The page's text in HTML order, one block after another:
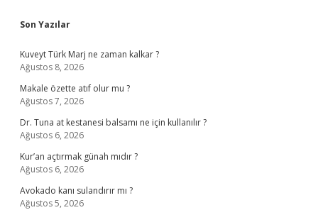
Sidebar
Son Yazılar
Kuveyt Türk Marj ne zaman kalkar ?
Ağustos 8, 2026
Makale özette atıf olur mu ?
Ağustos 7, 2026
Dr. Tuna at kestanesi balsamı ne için kullanılır ?
Ağustos 6, 2026
Kur’an açtırmak günah mıdır ?
Ağustos 6, 2026
Avokado kanı sulandırır mı ?
Ağustos 5, 2026